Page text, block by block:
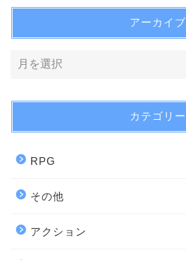
アーカイブ
カテゴリー
RPG
その他
アクション